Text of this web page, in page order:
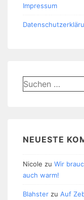
Impressum
Suchen
nach:
NEUESTE
Nicole zu Wir
auch warm!
Blahster zu Auf